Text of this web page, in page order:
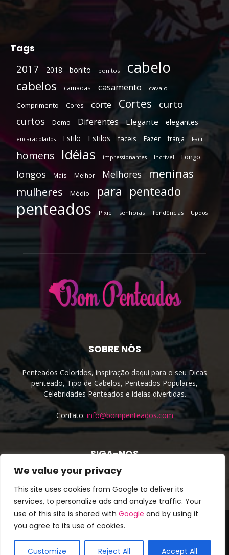
We value your privacy
This site uses cookies from Google to deliver its
services, to personalize ads and analyze traffic. Your
use of this site is shared with Google and by using it
you agree to its use of cookies.
Customize Reject All Accept All
Tags
2017 2018 bonito bonitos cabelo
cabelos camadas casamento cavalo
Comprimento Cores corte Cortes curto
curtos Demo Diferentes Elegante elegantes
encaracolados Estilo Estilos faceis Fazer franja Fácil
homens Idéias impressionantes Incrível Longo
longos Mais Melhor Melhores meninas
mulheres Médio para penteado
penteados Pixie senhoras Tendências Updos
SOBRE NÓS
Penteados Coloridos, inspiração daqui para o seu Dicas
penteado, Tipo de Cabelos, Penteados Populares,
Celebridades Penteados e ideias divertidas.
Contato: info@bompenteados.com
SIGA-NOS
Cookie Policy Privacy Policy
Terms & Conditions
© Copyright 2016 - Todos os direitos reservados. ❤Bom